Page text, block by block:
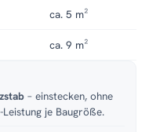
ca. 5 m²
ca. 9 m²
– einstecken, ohne
je Baugröße.